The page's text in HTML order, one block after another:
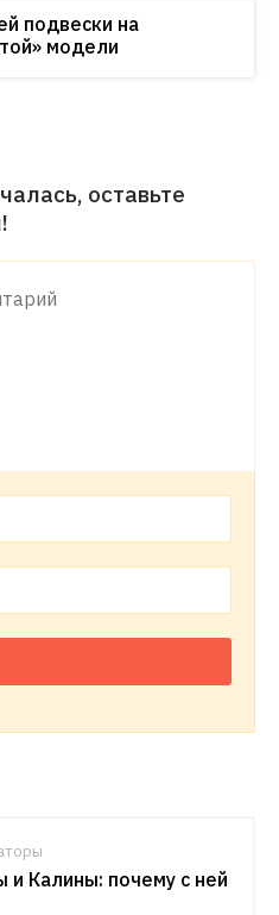
подвески на
модели
оставьте
Калины: почему с ней